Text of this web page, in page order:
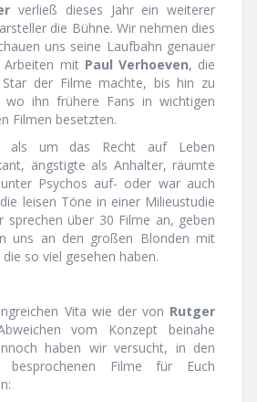
verließ dieses Jahr ein weiterer
die Bühne. Wir nehmen dies
uns seine Laufbahn genauer
Arbeiten mit Paul Verhoeven, die
der Filme machte, bis hin zu
wo ihn frühere Fans in wichtigen
Filmen besetzten.
als um das Recht auf Leben
ängstigte als Anhalter, räumte
Psychos auf- oder war auch
leisen Töne in einer Milieustudie
sprechen über 30 Filme an, geben
uns an den großen Blonden mit
so viel gesehen haben.
Vita wie der von Rutger
vom Konzept beinahe
haben wir versucht, in den
Filme für Euch